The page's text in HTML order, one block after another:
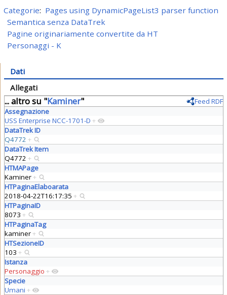
Categorie: Pages using DynamicPageList3 parser function
Semantica senza DataTrek
Pagine originariamente convertite da HT
Personaggi - K
Dati
Allegati
... altro su "Kaminer"
Feed RDF
Assegnazione
USS Enterprise NCC-1701-D +
DataTrek ID
Q4772 +
DataTrek Item
Q4772 +
HTMAPage
Kaminer+
HTPaginaElaboarata
2018-04-22T16:17:35 +
HTPaginaID
8073 +
HTPaginaTag
kaminer+
HTSezioneID
103 +
Istanza
Personaggio +
Specie
Umani +